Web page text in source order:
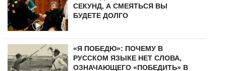
СЕКУНД, А СМЕЯТЬСЯ ВЫ
БУДЕТЕ ДОЛГО
«Я ПОБЕДЮ»: ПОЧЕМУ В
РУССКОМ ЯЗЫКЕ НЕТ СЛОВА,
ОЗНАЧАЮЩЕГО «ПОБЕДИТЬ» В